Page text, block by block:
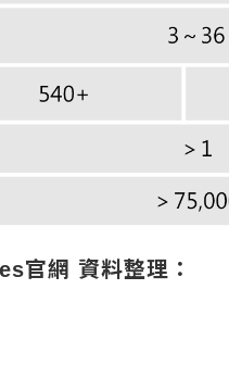
官網 資料整理：